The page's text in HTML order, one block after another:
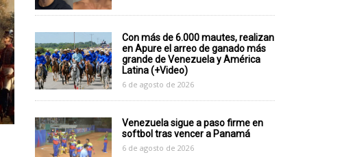
Con más de 6.000 mautes, realizan
en Apure el arreo de ganado más
grande de Venezuela y América
Latina (+Video)
6 de agosto de 2026
Venezuela sigue a paso firme en
softbol tras vencer a Panamá
6 de agosto de 2026